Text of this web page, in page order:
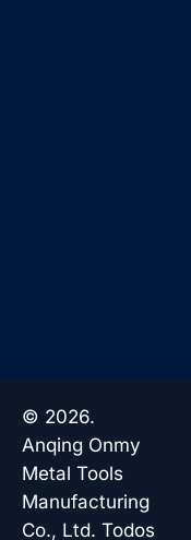
© 2026.
Anqing Onmy
Metal Tools
Manufacturing
Co., Ltd. Todos
Russian
Chinese